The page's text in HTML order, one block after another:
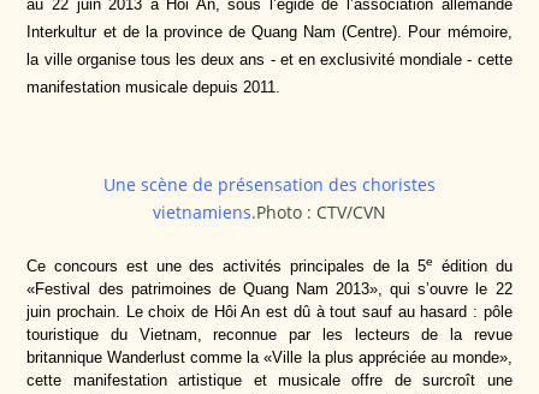
au 22 juin 2013 à Hôi An, sous l’égide de l’association allemande
Interkultur et de la province de Quang Nam (Centre). Pour mémoire,
la ville organise tous les deux ans - et en exclusivité mondiale - cette
manifestation musicale depuis 2011.
Une scène de présensation des choristes
vietnamiens.Photo : CTV/CVN
Ce concours est une des activités principales de la 5e
édition du
«Festival des patrimoines de Quang Nam 2013», qui s’ouvre le 22
juin prochain. Le choix de Hôi An est dû à tout sauf au hasard : pôle
touristique du Vietnam, reconnue par les lecteurs de la revue
britannique Wanderlust comme la «Ville la plus appréciée au monde»,
cette manifestation artistique et musicale offre de surcroît une